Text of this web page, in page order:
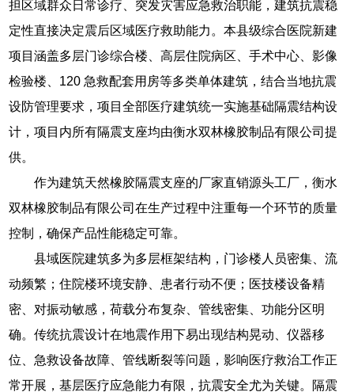
担区域群众日常诊疗、突发灾害应急救治职能，建筑抗震稳
定性直接决定震后区域医疗救助能力。本县级综合医院新建
项目涵盖多层门诊综合楼、高层住院病区、手术中心、影像
检验楼、120 急救配套用房等多类单体建筑，结合当地抗震
设防管理要求，项目全部医疗建筑统一实施基础隔震结构设
计，项目内所有隔震支座均由衡水双林橡胶制品有限公司提
供。
作为建筑天然橡胶隔震支座的厂家直销源头工厂，衡水
双林橡胶制品有限公司在生产过程中注重每一个环节的质量
控制，确保产品性能稳定可靠。
县域医院建筑多为多层框架结构，门诊楼人员密集、流
动频繁；住院楼环境安静、患者行动不便；医技楼设备精
密、对振动敏感，荷载分布复杂、管线密集、功能分区明
确。传统抗震设计在地震作用下易出现结构晃动、仪器移
位、急救设备故障、管线断裂等问题，影响医疗救治工作正
常开展，基层医疗应急能力有限，抗震安全尤为关键。隔震